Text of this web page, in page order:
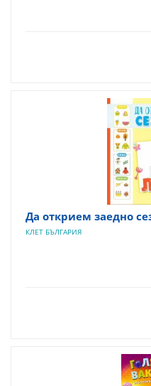
Да открием заедно
КЛЕТ БЪЛГАРИЯ